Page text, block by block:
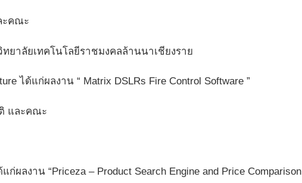
ะคณะ
ยาลัยเทคโนโลยีราชมงคลล้านนาเชียงราย
ได้แก่ผลงาน “ Matrix DSLRs Fire Control Software ”
และคณะ
ก่ผลงาน “Priceza – Product Search Engine and Price Comparison